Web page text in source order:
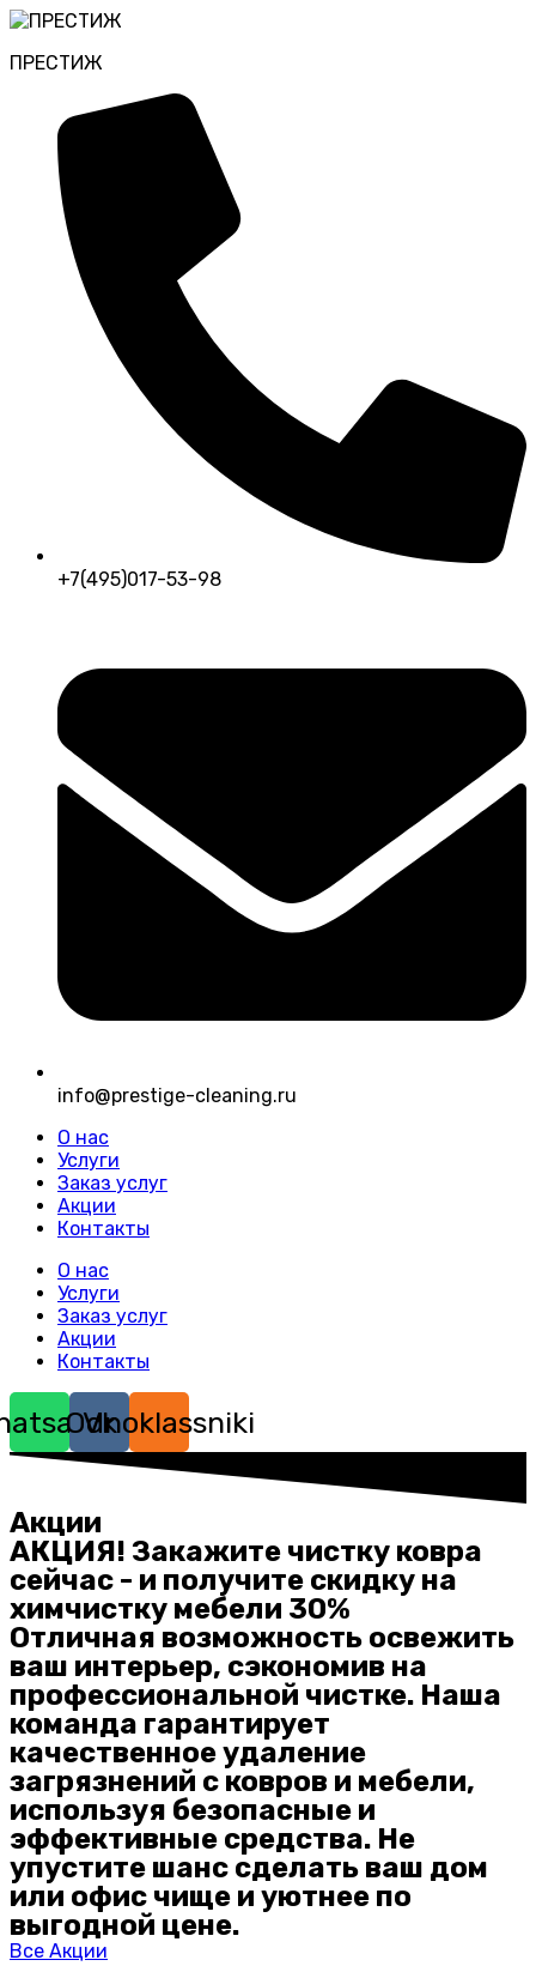
ПРЕСТИЖ
+7(495)017-53-98
info@prestige-cleaning.ru
О нас
Услуги
Заказ услуг
Акции
Контакты
О нас
Услуги
Заказ услуг
Акции
Контакты
Vk
Odnoklassniki
Акции
АКЦИЯ! Закажите чистку ковра
сейчас - и получите скидку на
химчистку мебели 30%
Отличная возможность освежить
ваш интерьер, сэкономив на
профессиональной чистке. Наша
команда гарантирует
качественное удаление
загрязнений с ковров и мебели,
используя безопасные и
эффективные средства. Не
упустите шанс сделать ваш дом
или офис чище и уютнее по
выгодной цене.
Все Акции